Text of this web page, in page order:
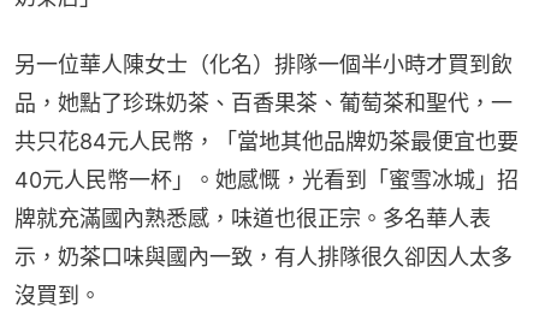
另一位華人陳女士（化名）排隊一個半小時才買到飲
品，她點了珍珠奶茶、百香果茶、葡萄茶和聖代，一
共只花84元人民幣，「當地其他品牌奶茶最便宜也要
40元人民幣一杯」。她感慨，光看到「蜜雪冰城」招
牌就充滿國內熟悉感，味道也很正宗。多名華人表
示，奶茶口味與國內一致，有人排隊很久卻因人太多
沒買到。